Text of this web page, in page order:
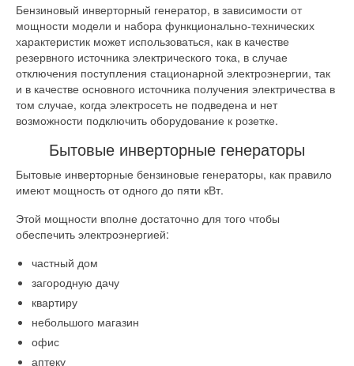
Бензиновый инверторный генератор, в зависимости от
мощности модели и набора функционально-технических
характеристик может использоваться, как в качестве
резервного источника электрического тока, в случае
отключения поступления стационарной электроэнергии, так
и в качестве основного источника получения электричества в
том случае, когда электросеть не подведена и нет
возможности подключить оборудование к розетке.
Бытовые инверторные генераторы
Бытовые инверторные бензиновые генераторы, как правило
имеют мощность от одного до пяти кВт.
Этой мощности вполне достаточно для того чтобы
обеспечить электроэнергией:
частный дом
загородную дачу
квартиру
небольшого магазин
офис
аптеку